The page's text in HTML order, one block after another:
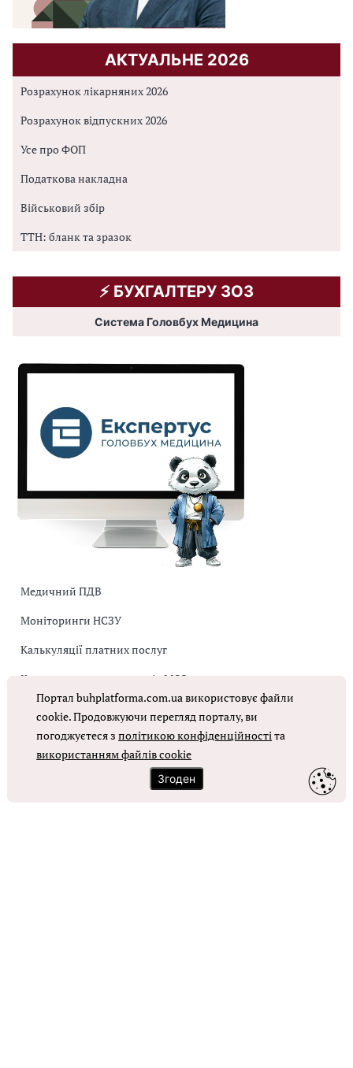
АКТУАЛЬНЕ 2026
Розрахунок лікарняних 2026
Розрахунок відпускних 2026
Усе про ФОП
Податкова накладна
Військовий збір
ТТН: бланк та зразок
⚡️ БУХГАЛТЕРУ ЗОЗ
Система Головбух Медицина
Медичний ПДВ
Моніторинги НСЗУ
Калькуляції платних послуг
Коригувальна накладна від МОЗ
Оплата праці в КНП
ОТРИМАТИ ДОСТУП
Портал buhplatforma.com.ua використовує файли
cookie. Продовжуючи перегляд порталу, ви
погоджуєтеся зполітикою конфіденційностіта
використанням файлів cookie
Згоден